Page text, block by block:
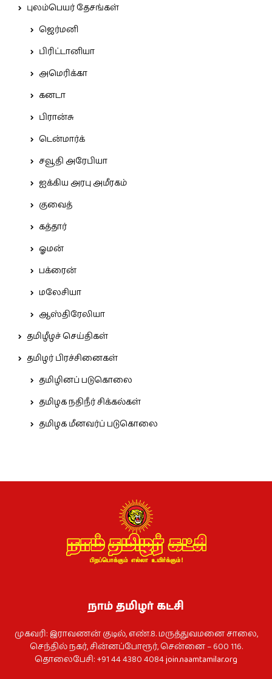
புலம்பெயர் தேசங்கள்
ஜெர்மனி
பிரிட்டானியா
அமெரிக்கா
கனடா
பிரான்சு
டென்மார்க்
சவூதி அரேபியா
ஐக்கிய அரபு அமீரகம்
குவைத்
கத்தார்
ஓமன்
பக்ரைன்
மலேசியா
ஆஸ்திரேலியா
தமிழீழச் செய்திகள்
தமிழர் பிரச்சினைகள்
தமிழினப் படுகொலை
தமிழக நதிநீர் சிக்கல்கள்
தமிழக மீனவர்ப் படுகொலை
நாம் தமிழர் கட்சி
முகவரி: இராவணன் குடில், எண்.8. மருத்துவமனை சாலை,
செந்தில் நகர், சின்னப்போரூர், சென்னை – 600 116.
தொலைபேசி: +91 44 4380 4084join.naamtamilar.org